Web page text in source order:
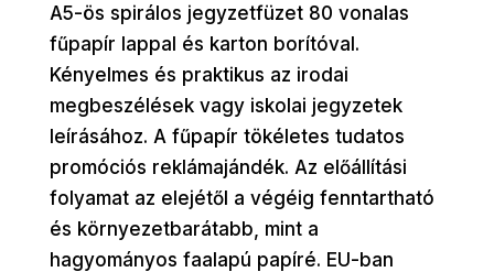
A5-ös spirálos jegyzetfüzet 80 vonalas
fűpapír lappal és karton borítóval.
Kényelmes és praktikus az irodai
megbeszélések vagy iskolai jegyzetek
leírásához. A fűpapír tökéletes tudatos
promóciós reklámajándék. Az előállítási
folyamat az elejétől a végéig fenntartható
és környezetbarátabb, mint a
hagyományos faalapú papíré. EU-ban